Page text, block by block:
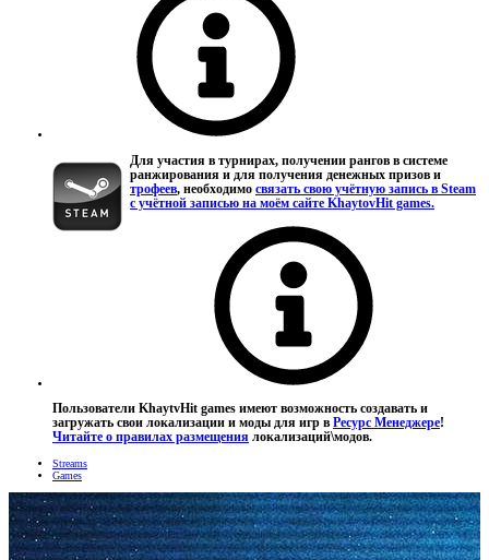
Для участия в турнирах, получении рангов в системе
ранжирования и для получения денежных призов и
трофеев, необходимо связать свою учётную запись в Steam
с учётной записью на моём сайте KhaytovHit games.
Пользователи KhaytvHit games имеют возможность создавать и
загружать свои локализации и моды для игр в Ресурс Менеджере!
Читайте о правилах размещения локализаций\модов.
Streams
Games